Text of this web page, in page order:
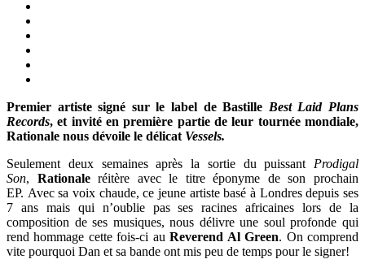
Premier artiste signé sur le label de Bastille Best Laid Plans
Records, et invité en première partie de leur tournée mondiale,
Rationale nous dévoile le délicat Vessels.
Seulement deux semaines après la sortie du puissant Prodigal
Son, Rationaleréitère avec le titre éponyme de son prochain
EP. Avec sa voix chaude, ce jeune artiste basé à Londres depuis ses
7 ans mais qui n’oublie pas ses racines africaines lors de la
composition de ses musiques, nous délivre une soul profonde qui
rend hommage cette fois-ci auReverend Al Green. On comprend
vite pourquoi Dan et sa bande ont mis peu de temps pour le signer!